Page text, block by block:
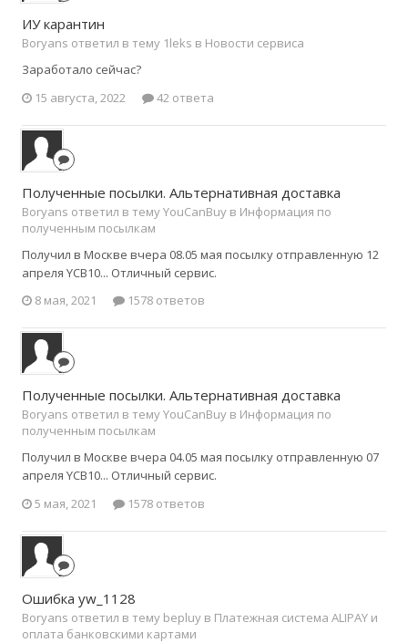
ИУ карантин
Boryans ответил в тему 1leks в Новости сервиса
Заработало сейчас?
15 августа, 2022
42 ответа
Полученные посылки. Альтернативная доставка
Boryans ответил в тему YouCanBuy в Информация по
полученным посылкам
Получил в Москве вчера 08.05 мая посылку отправленную 12
апреля YCB10... Отличный сервис.
8 мая, 2021
1578 ответов
Полученные посылки. Альтернативная доставка
Boryans ответил в тему YouCanBuy в Информация по
полученным посылкам
Получил в Москве вчера 04.05 мая посылку отправленную 07
апреля YCB10... Отличный сервис.
5 мая, 2021
1578 ответов
Ошибка yw_1128
Boryans ответил в тему bepluy в Платежная система ALIPAY и
оплата банковскими картами